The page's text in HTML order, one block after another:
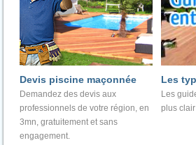
Devis piscine maçonnée
Demandez des devis aux
professionnels de votre région, en
3mn, gratuitement et sans
engagement.
Les
Les
plus